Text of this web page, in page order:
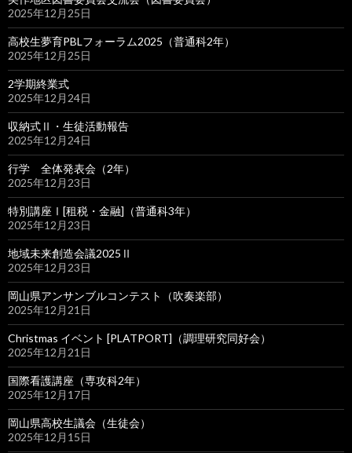
2025年12月25日
高校生夢育PBLフォーラム2025（普通科2年）
2025年12月25日
2学期終業式
2025年12月24日
収納式Ⅱ・生徒活動報告
2025年12月24日
行学 全体発表会（2年）
2025年12月23日
特別講座Ⅰ[租税・金融]（普通科3年）
2025年12月23日
地域未来創造会議2025Ⅱ
2025年12月23日
岡山県アンサンブルコンテスト（吹奏楽部）
2025年12月21日
Christmas イベント [PLATPORT]（調理研究同好会）
2025年12月21日
国際看護講座（専攻科2年）
2025年12月17日
岡山県高校生議会（生徒会）
2025年12月15日